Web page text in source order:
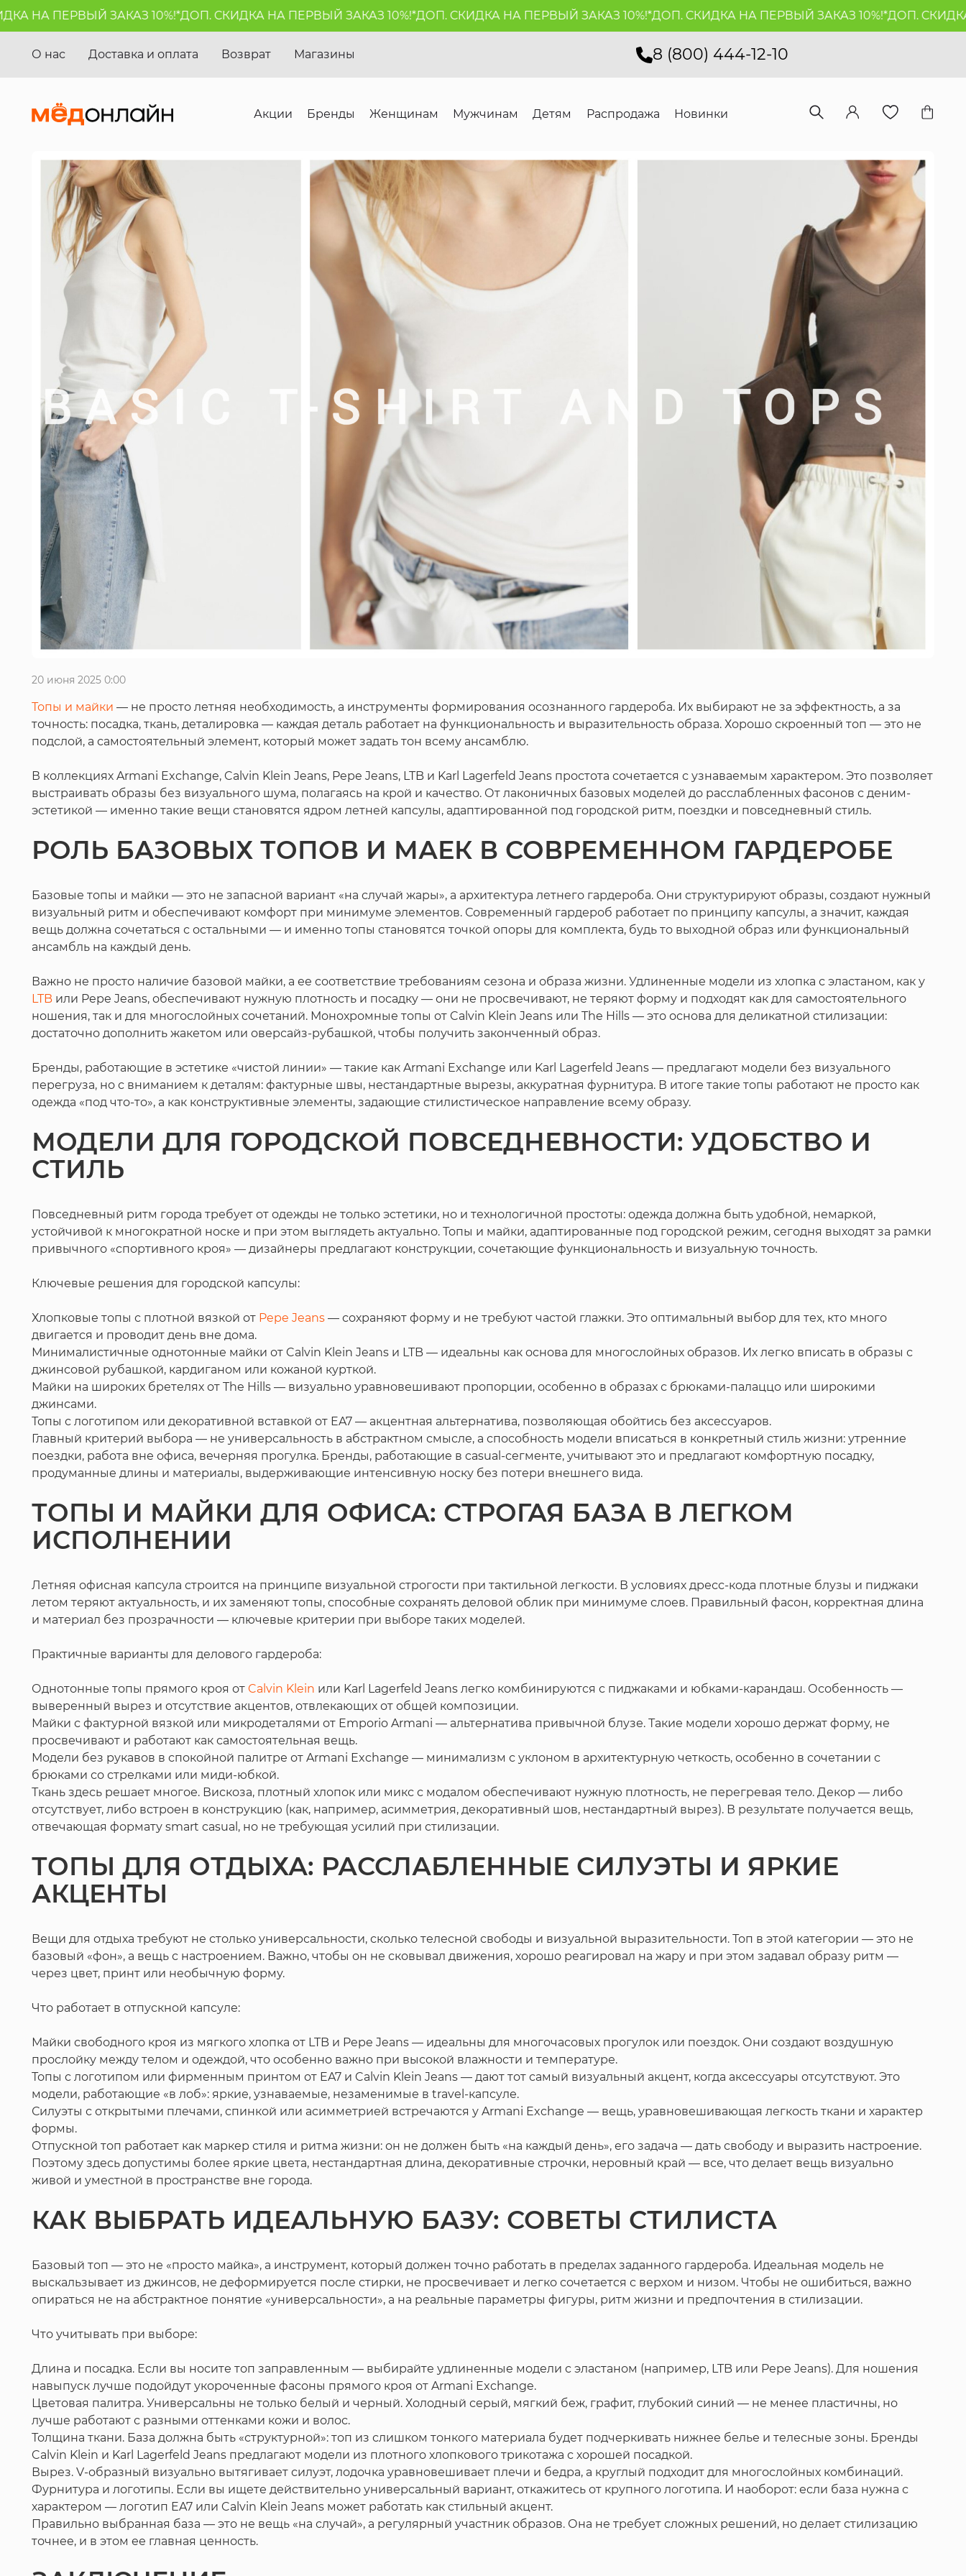
ПЕРВЫЙ ЗАКАЗ 10%!*ДОП. СКИДКА НА ПЕРВЫЙ ЗАКАЗ 10%!*ДОП. СКИДКА НА ПЕРВЫЙ ЗАКАЗ 10%!*ДОП. СКИДКА НА ПЕРВЫЙ ЗАКАЗ 10%!*ДОП. СКИДКА НА
8 (800) 444-12-10
О нас Доставка и оплата Возврат Магазины
Акции Бренды Женщинам Мужчинам Детям Распродажа Новинки
20 июня 2025 0:00
Топы и майки — не просто летняя необходимость, а инструменты формирования осознанного гардероба. Их выбирают не за эффектность, а за
точность: посадка, ткань, деталировка — каждая деталь работает на функциональность и выразительность образа. Хорошо скроенный топ — это не
подслой, а самостоятельный элемент, который может задать тон всему ансамблю.
В коллекциях Armani Exchange, Calvin Klein Jeans, Pepe Jeans, LTB и Karl Lagerfeld Jeans простота сочетается с узнаваемым характером. Это позволяет
выстраивать образы без визуального шума, полагаясь на крой и качество. От лаконичных базовых моделей до расслабленных фасонов с деним-
эстетикой — именно такие вещи становятся ядром летней капсулы, адаптированной под городской ритм, поездки и повседневный стиль.
РОЛЬ БАЗОВЫХ ТОПОВ И МАЕК В СОВРЕМЕННОМ ГАРДЕРОБЕ
Базовые топы и майки — это не запасной вариант «на случай жары», а архитектура летнего гардероба. Они структурируют образы, создают нужный
визуальный ритм и обеспечивают комфорт при минимуме элементов. Современный гардероб работает по принципу капсулы, а значит, каждая
вещь должна сочетаться с остальными — и именно топы становятся точкой опоры для комплекта, будь то выходной образ или функциональный
ансамбль на каждый день.
Важно не просто наличие базовой майки, а ее соответствие требованиям сезона и образа жизни. Удлиненные модели из хлопка с эластаном, как у
LTB или Pepe Jeans, обеспечивают нужную плотность и посадку — они не просвечивают, не теряют форму и подходят как для самостоятельного
ношения, так и для многослойных сочетаний. Монохромные топы от Calvin Klein Jeans или The Hills — это основа для деликатной стилизации:
достаточно дополнить жакетом или оверсайз-рубашкой, чтобы получить законченный образ.
Бренды, работающие в эстетике «чистой линии» — такие как Armani Exchange или Karl Lagerfeld Jeans — предлагают модели без визуального
перегруза, но с вниманием к деталям: фактурные швы, нестандартные вырезы, аккуратная фурнитура. В итоге такие топы работают не просто как
одежда «под что-то», а как конструктивные элементы, задающие стилистическое направление всему образу.
МОДЕЛИ ДЛЯ ГОРОДСКОЙ ПОВСЕДНЕВНОСТИ: УДОБСТВО И
СТИЛЬ
Повседневный ритм города требует от одежды не только эстетики, но и технологичной простоты: одежда должна быть удобной, немаркой,
устойчивой к многократной носке и при этом выглядеть актуально. Топы и майки, адаптированные под городской режим, сегодня выходят за рамки
привычного «спортивного кроя» — дизайнеры предлагают конструкции, сочетающие функциональность и визуальную точность.
Ключевые решения для городской капсулы:
Хлопковые топы с плотной вязкой от Pepe Jeans — сохраняют форму и не требуют частой глажки. Это оптимальный выбор для тех, кто много
двигается и проводит день вне дома.
Минималистичные однотонные майки от Calvin Klein Jeans и LTB — идеальны как основа для многослойных образов. Их легко вписать в образы с
джинсовой рубашкой, кардиганом или кожаной курткой.
Майки на широких бретелях от The Hills — визуально уравновешивают пропорции, особенно в образах с брюками-палаццо или широкими
джинсами.
Топы с логотипом или декоративной вставкой от EA7 — акцентная альтернатива, позволяющая обойтись без аксессуаров.
Главный критерий выбора — не универсальность в абстрактном смысле, а способность модели вписаться в конкретный стиль жизни: утренние
поездки, работа вне офиса, вечерняя прогулка. Бренды, работающие в casual-сегменте, учитывают это и предлагают комфортную посадку,
продуманные длины и материалы, выдерживающие интенсивную носку без потери внешнего вида.
ТОПЫ И МАЙКИ ДЛЯ ОФИСА: СТРОГАЯ БАЗА В ЛЕГКОМ
ИСПОЛНЕНИИ
Летняя офисная капсула строится на принципе визуальной строгости при тактильной легкости. В условиях дресс-кода плотные блузы и пиджаки
летом теряют актуальность, и их заменяют топы, способные сохранять деловой облик при минимуме слоев. Правильный фасон, корректная длина
и материал без прозрачности — ключевые критерии при выборе таких моделей.
Практичные варианты для делового гардероба:
Однотонные топы прямого кроя отCalvin Klein или Karl Lagerfeld Jeans легко комбинируются с пиджаками и юбками-карандаш. Особенность —
выверенный вырез и отсутствие акцентов, отвлекающих от общей композиции.
Майки с фактурной вязкой или микродеталями от Emporio Armani — альтернатива привычной блузе. Такие модели хорошо держат форму, не
просвечивают и работают как самостоятельная вещь.
Модели без рукавов в спокойной палитре от Armani Exchange — минимализм с уклоном в архитектурную четкость, особенно в сочетании с
брюками со стрелками или миди-юбкой.
Ткань здесь решает многое. Вискоза, плотный хлопок или микс с модалом обеспечивают нужную плотность, не перегревая тело. Декор — либо
отсутствует, либо встроен в конструкцию (как, например, асимметрия, декоративный шов, нестандартный вырез). В результате получается вещь,
отвечающая формату smart casual, но не требующая усилий при стилизации.
ТОПЫ ДЛЯ ОТДЫХА: РАССЛАБЛЕННЫЕ СИЛУЭТЫ И ЯРКИЕ
АКЦЕНТЫ
Вещи для отдыха требуют не столько универсальности, сколько телесной свободы и визуальной выразительности. Топ в этой категории — это не
базовый «фон», а вещь с настроением. Важно, чтобы он не сковывал движения, хорошо реагировал на жару и при этом задавал образу ритм —
через цвет, принт или необычную форму.
Что работает в отпускной капсуле:
Майки свободного кроя из мягкого хлопка от LTB и Pepe Jeans — идеальны для многочасовых прогулок или поездок. Они создают воздушную
прослойку между телом и одеждой, что особенно важно при высокой влажности и температуре.
Топы с логотипом или фирменным принтом от EA7 и Calvin Klein Jeans — дают тот самый визуальный акцент, когда аксессуары отсутствуют. Это
модели, работающие «в лоб»: яркие, узнаваемые, незаменимые в travel-капсуле.
Силуэты с открытыми плечами, спинкой или асимметрией встречаются у Armani Exchange — вещь, уравновешивающая легкость ткани и характер
формы.
Отпускной топ работает как маркер стиля и ритма жизни: он не должен быть «на каждый день», его задача — дать свободу и выразить настроение.
Поэтому здесь допустимы более яркие цвета, нестандартная длина, декоративные строчки, неровный край — все, что делает вещь визуально
живой и уместной в пространстве вне города.
КАК ВЫБРАТЬ ИДЕАЛЬНУЮ БАЗУ: СОВЕТЫ СТИЛИСТА
Базовый топ — это не «просто майка», а инструмент, который должен точно работать в пределах заданного гардероба. Идеальная модель не
выскальзывает из джинсов, не деформируется после стирки, не просвечивает и легко сочетается с верхом и низом. Чтобы не ошибиться, важно
опираться не на абстрактное понятие «универсальности», а на реальные параметры фигуры, ритм жизни и предпочтения в стилизации.
Что учитывать при выборе:
Длина и посадка. Если вы носите топ заправленным — выбирайте удлиненные модели с эластаном (например, LTB или Pepe Jeans). Для ношения
навыпуск лучше подойдут укороченные фасоны прямого кроя от Armani Exchange.
Цветовая палитра. Универсальны не только белый и черный. Холодный серый, мягкий беж, графит, глубокий синий — не менее пластичны, но
лучше работают с разными оттенками кожи и волос.
Толщина ткани. База должна быть «структурной»: топ из слишком тонкого материала будет подчеркивать нижнее белье и телесные зоны. Бренды
Calvin Klein и Karl Lagerfeld Jeans предлагают модели из плотного хлопкового трикотажа с хорошей посадкой.
Вырез. V-образный визуально вытягивает силуэт, лодочка уравновешивает плечи и бедра, а круглый подходит для многослойных комбинаций.
Фурнитура и логотипы. Если вы ищете действительно универсальный вариант, откажитесь от крупного логотипа. И наоборот: если база нужна с
характером — логотип EA7 или Calvin Klein Jeans может работать как стильный акцент.
Правильно выбранная база — это не вещь «на случай», а регулярный участник образов. Она не требует сложных решений, но делает стилизацию
точнее, и в этом ее главная ценность.